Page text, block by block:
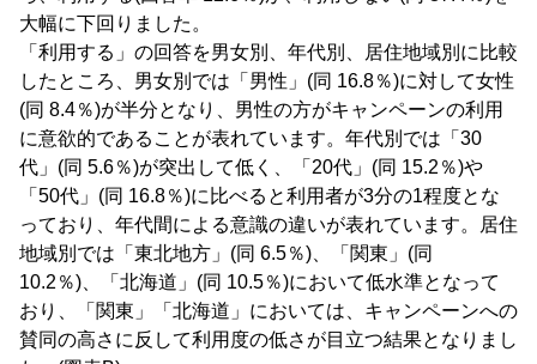
大幅に下回りました。
「利用する」の回答を男女別、年代別、居住地域別に比較
したところ、男女別では「男性」(同 16.8％)に対して女性
(同 8.4％)が半分となり、男性の方がキャンペーンの利用
に意欲的であることが表れています。年代別では「30
代」(同 5.6％)が突出して低く、「20代」(同 15.2％)や
「50代」(同 16.8％)に比べると利用者が3分の1程度とな
っており、年代間による意識の違いが表れています。居住
地域別では「東北地方」(同 6.5％)、「関東」(同
10.2％)、「北海道」(同 10.5％)において低水準となって
おり、「関東」「北海道」においては、キャンペーンへの
賛同の高さに反して利用度の低さが目立つ結果となりまし